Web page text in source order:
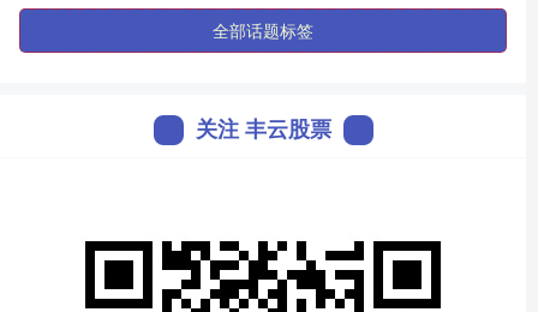
全部话题标签
关注 丰云股票